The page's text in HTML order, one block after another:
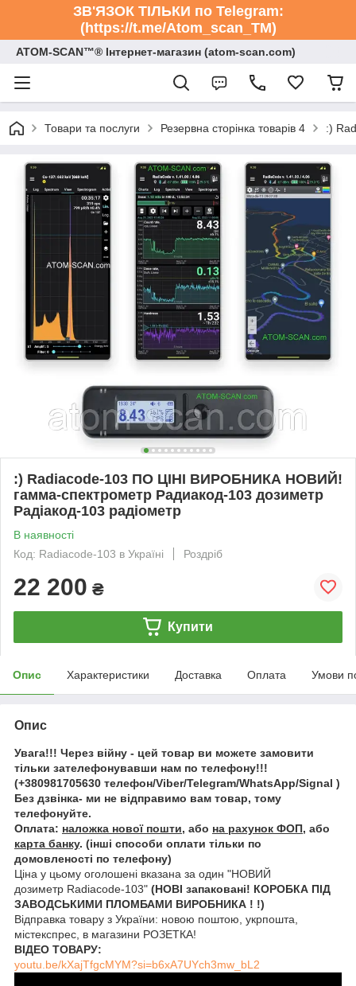
ЗВ'ЯЗОК ТІЛЬКИ по Telegram:
(https://t.me/Atom_scan_TM)
ATOM-SCAN™® Інтернет-магазин (atom-scan.com)
Товари та послуги Резервна сторінка товарів 4 :)
:) Radiacode-103 ПО ЦІНІ ВИРОБНИКА НОВИЙ!
гамма-спектрометр Радиакод-103 дозиметр
Радіакод-103 радіометр
В наявності
Код: Radiacode-103 в Україні
Роздріб
22 200 ₴
Купити
Опис Характеристики Доставка Оплата Умови
Опис
Увага!!! Через війну - цей товар ви можете замовити
тільки зателефонувавши нам по телефону!!!
(+380981705630 телефон/Viber/Telegram/WhatsApp/Signal )
Без дзвінка- ми не відправимо вам товар, тому
телефонуйте.
Оплата: наложка нової пошти, або на рахунок ФОП, або
карта банку. (інші способи оплати тільки по
домовленості по телефону)
Ціна у цьому оголошені вказана за один "НОВИЙ
дозиметр Radiacode-103" (НОВІ запаковані! КОРОБКА ПІД
ЗАВОДСЬКИМИ ПЛОМБАМИ ВИРОБНИКА ! !)
Відправка товару з України: новою поштою, укрпошта,
містекспрес, в магазини РОЗЕТКА!
ВІДЕО ТОВАРУ:
youtu.be/kXajTfgcMYM?si=b6xA7UYch3mw_bL2